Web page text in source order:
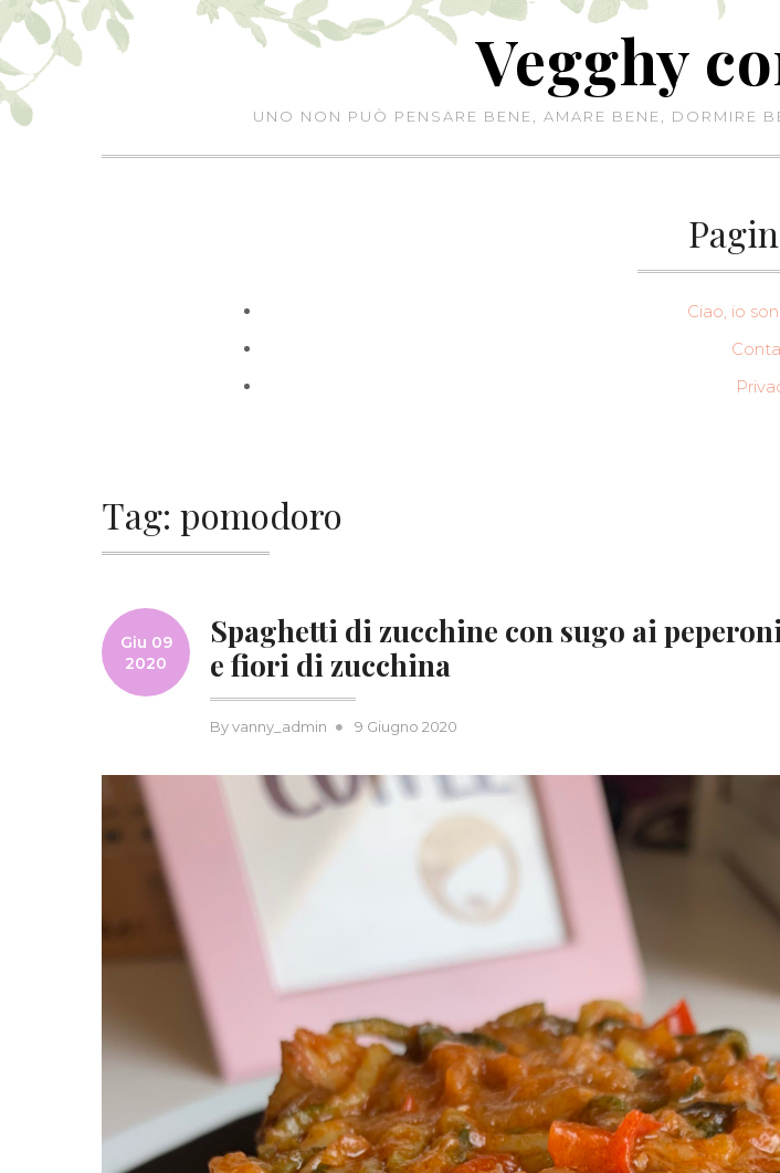
Skip
to
content
Vegghy
UNO NON PUÒ PENSARE BENE, AMARE BENE, DORMIRE
Ciao, io
Tag: pomodoro
Giu 09
2020
Spaghetti di zucchine con sugo ai
e fiori di zucchina
Byvanny_admin
Posted
9 Giugno 2020